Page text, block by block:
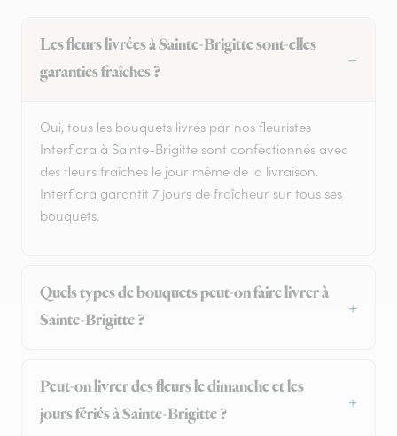
Les fleurs livrées à Sainte-Brigitte sont-elles
garanties fraîches ?
Oui, tous les bouquets livrés par nos fleuristes
Interflora à Sainte-Brigitte sont confectionnés avec
des fleurs fraîches le jour même de la livraison.
Interflora garantit 7 jours de fraîcheur sur tous ses
bouquets.
Quels types de bouquets peut-on faire livrer à
Sainte-Brigitte ?
Peut-on livrer des fleurs le dimanche et les
jours fériés à Sainte-Brigitte ?